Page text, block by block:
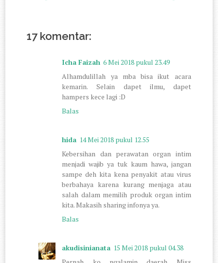
17 komentar:
Icha Faizah 6 Mei 2018 pukul 23.49
Alhamdulillah ya mba bisa ikut acara
kemarin. Selain dapet ilmu, dapet
hampers kece lagi :D
Balas
hida 14 Mei 2018 pukul 12.55
Kebersihan dan perawatan organ intim
menjadi wajib ya tuk kaum hawa, jangan
sampe deh kita kena penyakit atau virus
berbahaya karena kurang menjaga atau
salah dalam memilih produk organ intim
kita. Makasih sharing infonya ya.
Balas
akudisinianata 15 Mei 2018 pukul 04.38